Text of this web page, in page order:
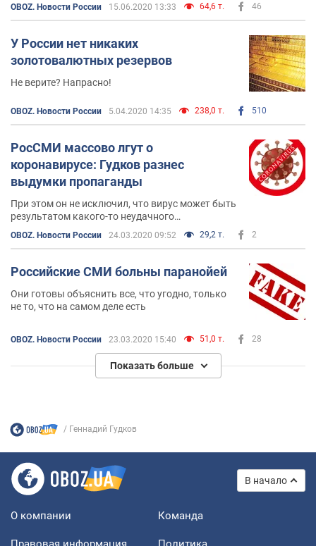
OBOZ. Новости России 15.06.2020 13:33 64,6 т. 46
У России нет никаких
золотовалютных резервов
Не верите? Напрасно!
OBOZ. Новости России 5.04.2020 14:35 238,0 т. 510
РосСМИ массово лгут о
коронавирусе: Гудков разнес
выдумки пропаганды
При этом он не исключил, что вирус может быть
результатом какого-то неудачного
OBOZ. Новости России 24.03.2020 09:52 29,2 т. 2
Российские СМИ больны паранойей
Они готовы объяснить все, что угодно, только
не то, что на самом деле есть
OBOZ. Новости России 23.03.2020 15:40 51,0 т. 28
Показать больше
Геннадий Гудков
В начало
О компании Команда